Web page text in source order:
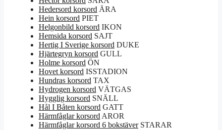
Hedersord korsord ÄRA
Hein korsord PIET
Helgonbild korsord IKON
Hemsida korsord SAJT
Hertig I Sverige korsord DUKE
Hjärtegryn korsord GULL
Holme korsord ÖN
Hovet korsord ISSTADION
Hundras korsord TAX
Hydrogen korsord VÄTGAS
Hygglig korsord SNÄLL
Hål I Båten korsord GATT
Härmfåglar korsordAROR
Härmfåglar korsord 6 bokstäver STARAR